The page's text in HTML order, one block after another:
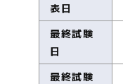
表日
最終試験
日
最終試験